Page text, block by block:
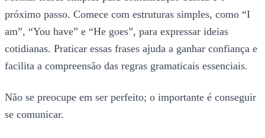
próximo passo. Comece com estruturas simples, como “I
am”, “You have” e “He goes”, para expressar ideias
cotidianas. Praticar essas frases ajuda a ganhar confiança e
facilita a compreensão das regras gramaticais essenciais.
Não se preocupe em ser perfeito; o importante é conseguir
se comunicar.